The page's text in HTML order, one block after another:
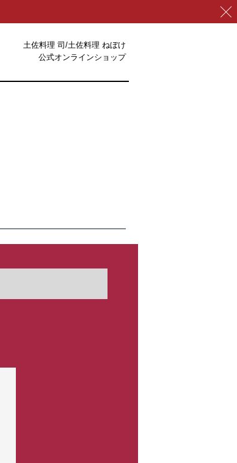
土佐料理 司/土佐料理 ねぼけ
公式オンラインショップ